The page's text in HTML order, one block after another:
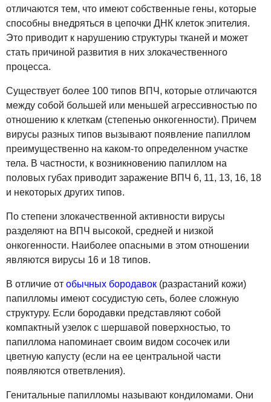
отличаются тем, что имеют собственные гены, которые
способны внедряться в цепочки ДНК клеток эпителия.
Это приводит к нарушению структуры тканей и может
стать причиной развития в них злокачественного
процесса.
Существует более 100 типов ВПЧ, которые отличаются
между собой большей или меньшей агрессивностью по
отношению к клеткам (степенью онкогенности). Причем
вирусы разных типов вызывают появление папиллом
преимущественно на каком-то определенном участке
тела. В частности, к возникновению папиллом на
половых губах приводит заражение ВПЧ 6, 11, 13, 16, 18
и некоторых других типов.
По степени злокачественной активности вирусы
разделяют на ВПЧ высокой, средней и низкой
онкогенности. Наиболее опасными в этом отношении
являются вирусы 16 и 18 типов.
В отличие от обычных бородавок (разрастаний кожи)
папилломы имеют сосудистую сеть, более сложную
структуру. Если бородавки представляют собой
компактный узелок с шершавой поверхностью, то
папиллома напоминает своим видом сосочек или
цветную капусту (если на ее центральной части
появляются ответвления).
Генитальные папилломы называют кондиломами. Они